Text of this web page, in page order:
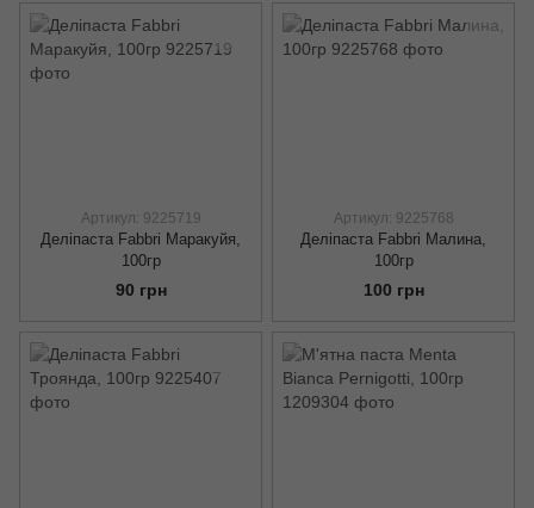
Артикул: 9225719
Деліпаста Fabbri Маракуйя,
100гр
90 грн
Артикул: 9225768
Деліпаста Fabbri Малина,
100гр
100 грн